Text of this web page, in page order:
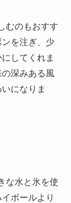
むのもおすす
を注ぎ、少
してくれま
深みある風
になりま
な水と氷を使
ボールより